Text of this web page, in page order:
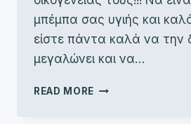
μπέμπα σας υγιής και
είστε πάντα καλά να την
μεγαλώνει και να…
READ MORE ΝΑ